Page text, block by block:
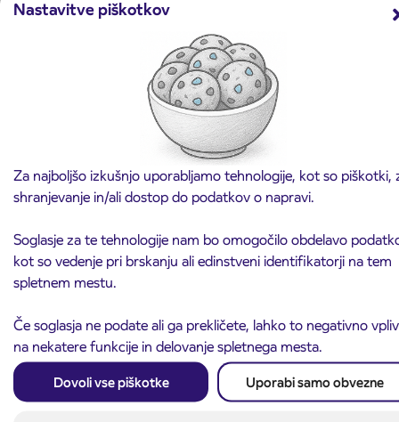
Nastavitve piškotkov
Za najboljšo izkušnjo uporabljamo tehnologije, kot so piškotki,
shranjevanje in/ali dostop do podatkov o napravi.
Soglasje za te tehnologije nam bo omogočilo obdelavo
kot so vedenje pri brskanju ali edinstveni identifikatorji na tem
spletnem mestu.
Če soglasja ne podate ali ga prekličete, lahko to negativno
na nekatere funkcije in delovanje spletnega mesta.
Dovoli vse piškotke Uporabi samo obvezne
Arriva d.o.o.
Ulica Mirka Vadnova 8
4000 Kranj